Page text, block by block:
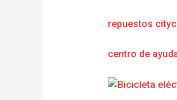
repuestos
centro de